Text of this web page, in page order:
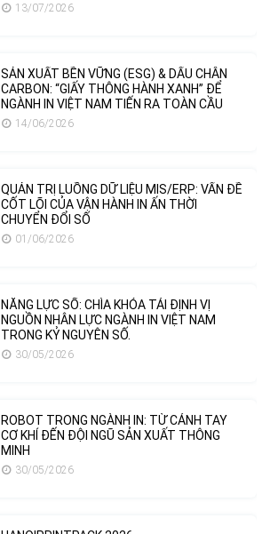
13/07/2026
SẢN XUẤT BỀN VỮNG (ESG) & DẤU CHÂN
CARBON: “GIẤY THÔNG HÀNH XANH” ĐỂ
NGÀNH IN VIỆT NAM TIẾN RA TOÀN CẦU
14/06/2026
QUẢN TRỊ LUỒNG DỮ LIỆU MIS/ERP: VẤN ĐỀ
CỐT LÕI CỦA VẬN HÀNH IN ẤN THỜI
CHUYỂN ĐỔI SỐ
01/06/2026
NĂNG LỰC SỐ: CHÌA KHÓA TÁI ĐỊNH VỊ
NGUỒN NHÂN LỰC NGÀNH IN VIỆT NAM
TRONG KỶ NGUYÊN SỐ.
30/05/2026
ROBOT TRONG NGÀNH IN: TỪ CÁNH TAY
CƠ KHÍ ĐẾN ĐỘI NGŨ SẢN XUẤT THÔNG
MINH
30/05/2026